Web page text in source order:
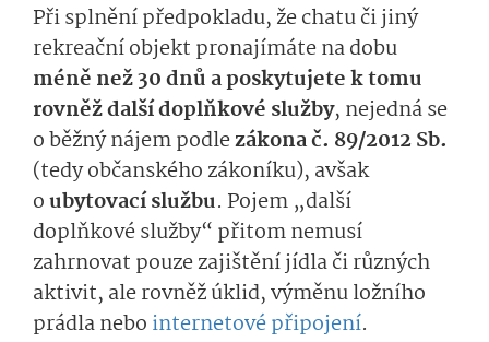
Při splnění předpokladu, že chatu či jiný
rekreační objekt pronajímáte na dobu
méně než 30 dnů a poskytujete k tomu
rovněž další doplňkové služby, nejedná se
o běžný nájem podlezákona č. 89/2012 Sb.
(tedy občanského zákoníku), avšak
oubytovací službu. Pojem „další
doplňkové služby“ přitom nemusí
zahrnovat pouze zajištění jídla či různých
aktivit, ale rovněž úklid, výměnu ložního
prádla nebo internetové připojení.